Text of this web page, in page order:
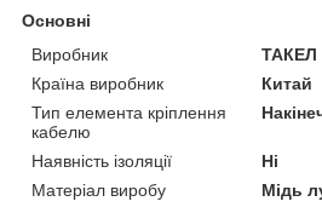
Основні
Виробник
ТАКЕЛ
Країна виробник
Китай
Тип елемента кріплення
кабелю
Наявність ізоляції
Ні
Матеріал виробу
Мідь